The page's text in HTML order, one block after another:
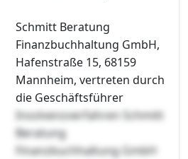
Schmitt Beratung
Finanzbuchhaltung GmbH,
Hafenstraße 15, 68159
Mannheim, vertreten durch
die Geschäftsführer
Insolvenzverfahren Schmitt
Beratung
Finanzbuchhaltung GmbH